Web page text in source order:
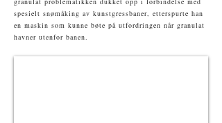
spesielt snømåking av kunstgressbaner, etterspurte han
en maskin som kunne bøte på utfordringen når granulat
havner utenfor banen.